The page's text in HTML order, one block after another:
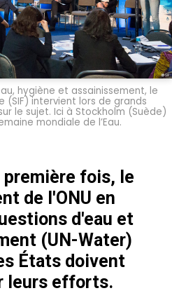
hygiène et assainissement, le
(SIF) intervient lors de grands
le sujet. Ici à Stockholm (Suède)
mondiale de l’Eau.
première fois, le
de l'ONU en
d'eau et
(UN-Water)
États doivent
leurs efforts.